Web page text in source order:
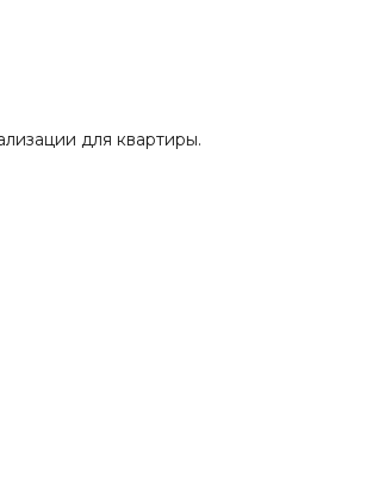
для квартиры.